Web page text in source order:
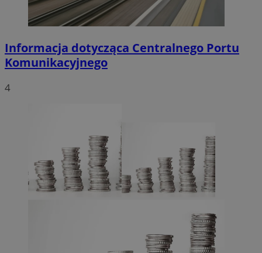
Informacja dotycząca Centralnego Portu
Komunikacyjnego
4